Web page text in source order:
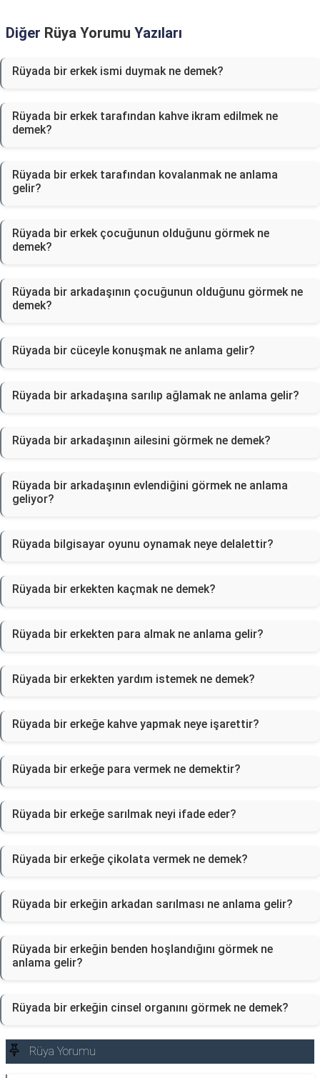
Diğer Rüya Yorumu Yazıları
Rüyada bir erkek ismi duymak ne demek?
Rüyada bir erkek tarafından kahve ikram edilmek ne
demek?
Rüyada bir erkek tarafından kovalanmak ne anlama
gelir?
Rüyada bir erkek çocuğunun olduğunu görmek ne
demek?
Rüyada bir arkadaşının çocuğunun olduğunu görmek ne
demek?
Rüyada bir cüceyle konuşmak ne anlama gelir?
Rüyada bir arkadaşına sarılıp ağlamak ne anlama gelir?
Rüyada bir arkadaşının ailesini görmek ne demek?
Rüyada bir arkadaşının evlendiğini görmek ne anlama
geliyor?
Rüyada bilgisayar oyunu oynamak neye delalettir?
Rüyada bir erkekten kaçmak ne demek?
Rüyada bir erkekten para almak ne anlama gelir?
Rüyada bir erkekten yardım istemek ne demek?
Rüyada bir erkeğe kahve yapmak neye işarettir?
Rüyada bir erkeğe para vermek ne demektir?
Rüyada bir erkeğe sarılmak neyi ifade eder?
Rüyada bir erkeğe çikolata vermek ne demek?
Rüyada bir erkeğin arkadan sarılması ne anlama gelir?
Rüyada bir erkeğin benden hoşlandığını görmek ne
anlama gelir?
Rüyada bir erkeğin cinsel organını görmek ne demek?
Rüya Yorumu